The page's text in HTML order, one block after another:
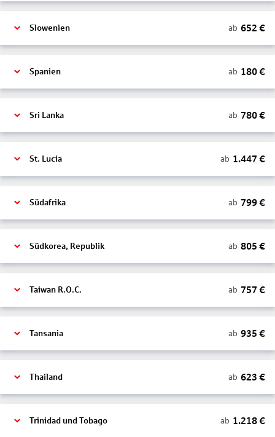
Slowenien ab 652 €
Spanien ab 180€
Sri Lanka ab 780€
St. Lucia ab 1.447 €
Südafrika ab 799€
Südkorea, Republik ab 805 €
Taiwan R.O.C. ab 757 €
Tansania ab 935 €
Thailand ab 623 €
Trinidad und Tobago ab 1.218€